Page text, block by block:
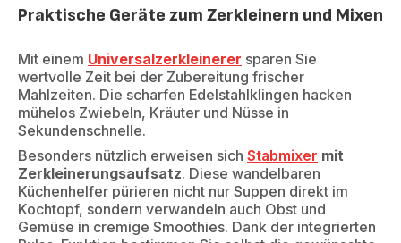
Praktische Geräte zum Zerkleinern und Mixen
Mit einem Universalzerkleinerer sparen Sie
wertvolle Zeit bei der Zubereitung frischer
Mahlzeiten. Die scharfen Edelstahlklingen hacken
mühelos Zwiebeln, Kräuter und Nüsse in
Sekundenschnelle.
Besonders nützlich erweisen sich Stabmixer mit
Zerkleinerungsaufsatz. Diese wandelbaren
Küchenhelfer pürieren nicht nur Suppen direkt im
Kochtopf, sondern verwandeln auch Obst und
Gemüse in cremige Smoothies. Dank der integrierten